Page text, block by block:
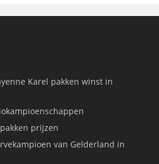
Karel pakken winst in
prijzen
van Gelderland in